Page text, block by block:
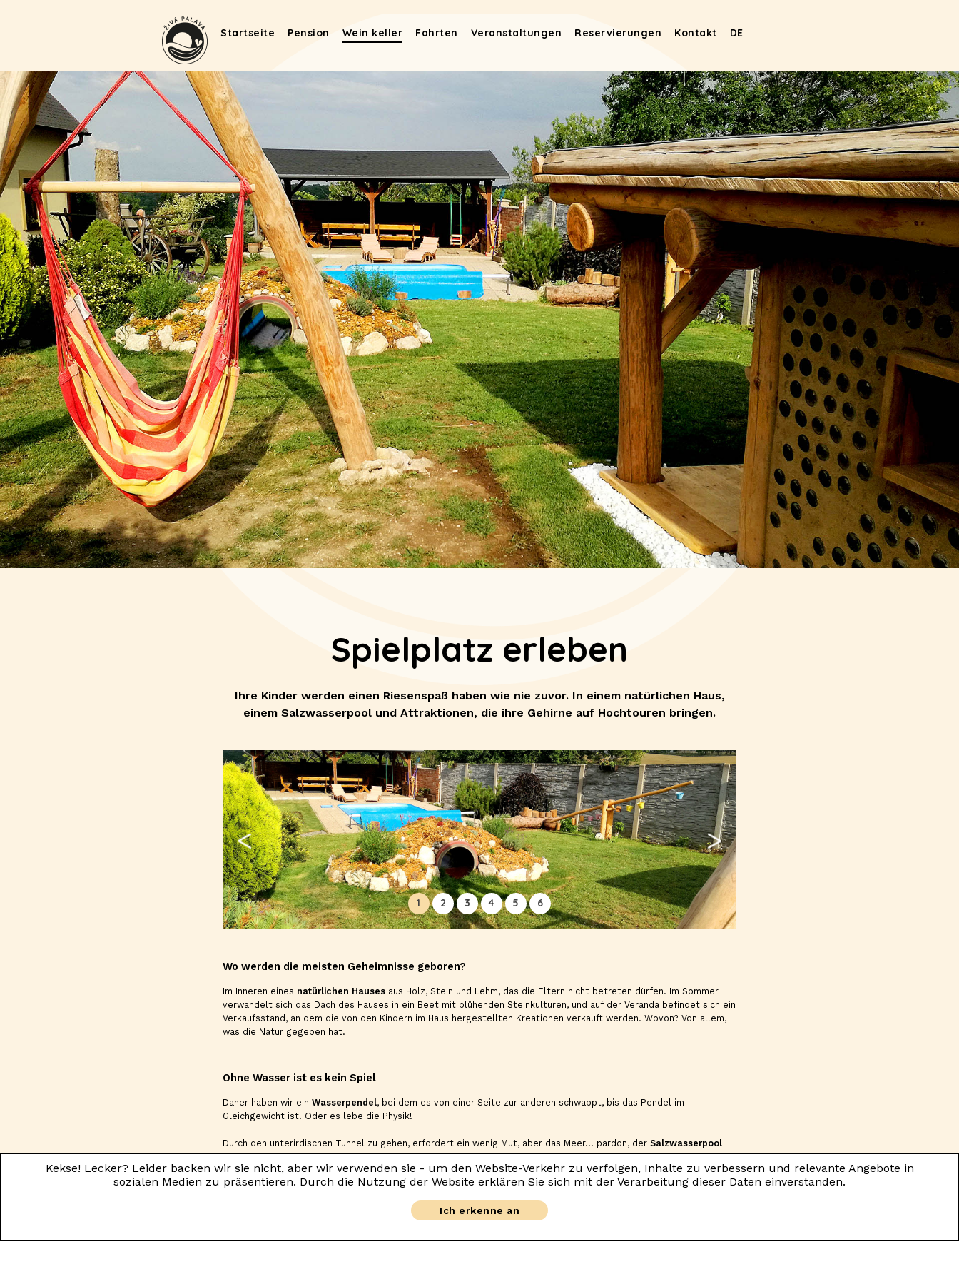
Kekse! Lecker? Leider backen wir sie nicht, aber wir verwenden sie - um den Website-Verkehr zu verfolgen, Inhalte zu verbessern und relevante Angebote in
sozialen Medien zu präsentieren. Durch die Nutzung der Website erklären Sie sich mit der Verarbeitung dieser Daten einverstanden.
Ich erkenne an
Startseite Pension Wein keller Fahrten Veranstaltungen Reservierungen Kontakt DE
Spielplatz erleben
Ihre Kinder werden einen Riesenspaß haben wie nie zuvor. In einem natürlichen Haus,
einem Salzwasserpool und Attraktionen, die ihre Gehirne auf Hochtouren bringen.
1 2 3 4 5 6
Wo werden die meisten Geheimnisse geboren?
Im Inneren eines natürlichen Hauses aus Holz, Stein und Lehm, das die Eltern nicht betreten dürfen. Im Sommer
verwandelt sich das Dach des Hauses in ein Beet mit blühenden Steinkulturen, und auf der Veranda befindet sich ein
Verkaufsstand, an dem die von den Kindern im Haus hergestellten Kreationen verkauft werden. Wovon? Von allem,
was die Natur gegeben hat.
Ohne Wasser ist es kein Spiel
Daher haben wir ein Wasserpendel, bei dem es von einer Seite zur anderen schwappt, bis das Pendel im
Gleichgewicht ist. Oder es lebe die Physik!
Durch den unterirdischen Tunnel zu gehen, erfordert ein wenig Mut, aber das Meer... pardon, der Salzwasserpool
wird genug Motivation bieten. Und dann bleibt nur noch, in die Hängematte zu wanken und den Schlaf der Gerechten
zu schlafen.
Es regnet, es regnet, es regnet in Strömen
In der Kinderecke lacht alles. Wer wird in der Küche dominieren und wer wird die Malecke haben? Zum Glück gibt es